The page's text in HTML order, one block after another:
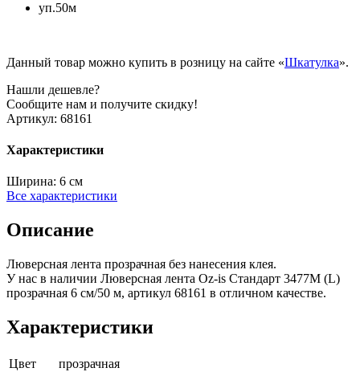
уп.50м
Данный товар можно купить в розницу на сайте «Шкатулка».
Нашли дешевле?
Сообщите нам и получите скидку!
Артикул: 68161
Характеристики
Ширина: 6 см
Все характеристики
Описание
Люверсная лента прозрачная без нанесения клея.
У нас в наличии Люверсная лента Oz-is Стандарт 3477M (L)
прозрачная 6 см/50 м, артикул 68161 в отличном качестве.
Характеристики
Цвет
прозрачная